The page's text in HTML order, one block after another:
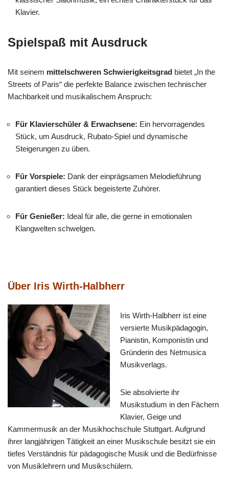
Klavier.
Spielspaß mit Ausdruck
Mit seinem mittelschweren Schwierigkeitsgrad bietet „In the
Streets of Paris“ die perfekte Balance zwischen technischer
Machbarkeit und musikalischem Anspruch:
Für Klavierschüler & Erwachsene: Ein hervorragendes
Stück, um Ausdruck, Rubato-Spiel und dynamische
Steigerungen zu üben.
Für Vorspiele: Dank der einprägsamen Melodieführung
garantiert dieses Stück begeisterte Zuhörer.
Für Genießer: Ideal für alle, die gerne in emotionalen
Klangwelten schwelgen.
Über Iris Wirth-Halbherr
Iris Wirth-Halbherr ist eine
versierte Musikpädagogin,
Pianistin, Komponistin und
Gründerin des Netmusica
Musikverlags.
Sie absolvierte ihr
Musikstudium in den Fächern
Klavier, Geige und
Kammermusik an der Musikhochschule Stuttgart. Aufgrund
ihrer langjährigen Tätigkeit an einer Musikschule besitzt sie ein
tiefes Verständnis für pädagogische Musik und die Bedürfnisse
von Musiklehrern und Musikschülern.